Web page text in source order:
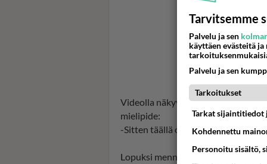
Videolla näkyy korillinen vartalo-
mielipide:
-Sitten täällä on jotain tuotteita, en
Lopuksi mennään Hynysen
Tarvitsemme
Palvelu ja sen
käyttäen evästeitä
Palvelu ja sen
Tarkoitukset
Tarkat sijaintitiedot
Kohdennettu
Personoitu sisältö,